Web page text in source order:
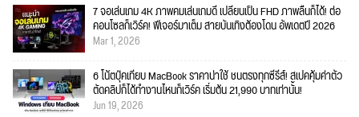
7 จอเล่นเกม 4K ภาพคมเล่นเกมดี เปลี่ยนเป็น FHD ภาพลื่นก็ได้! ต่อ
คอนโซลก็เวิร์ค! ฟีเจอร์มาเต็ม สายบันเทิงต้องโดน อัพเดตปี 2026
Mar 1, 2026
6 โน้ตบุ๊คเทียบ MacBook ราคาน่าใช้ ชนตรงทุกซีรีส์! สเปคคุ้มค่าตัว
ตัดคลิปก็ได้ทำงานไหนก็เวิร์ค เริ่มต้น 21,990 บาทเท่านั้น!
Jun 19, 2026